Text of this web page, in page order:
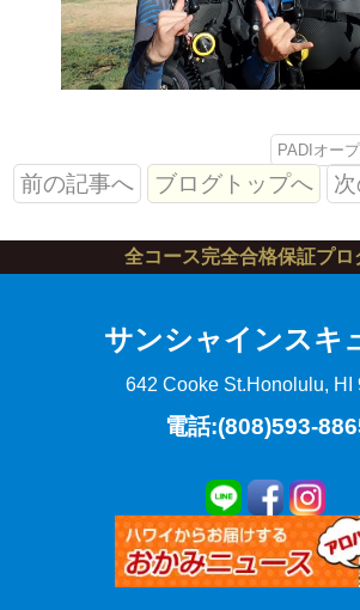
PADIオー
前の記事へ ブログトップへ
全コース完全合格保証プロ
サンシャインスキ
642 Cooke St.Honolulu, HI
電話:(808)593-